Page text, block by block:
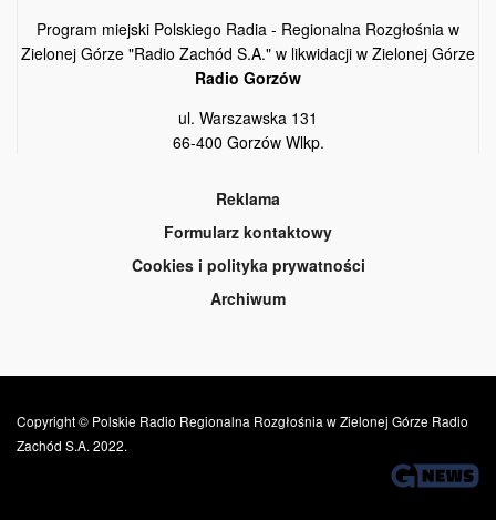
Program miejski Polskiego Radia - Regionalna Rozgłośnia w
Zielonej Górze "Radio Zachód S.A." w likwidacji w Zielonej Górze
Radio Gorzów
ul. Warszawska 131
66-400 Gorzów Wlkp.
Reklama
Formularz kontaktowy
Cookies i polityka prywatności
Archiwum
Copyright © Polskie Radio Regionalna Rozgłośnia w Zielonej Górze Radio
Zachód S.A. 2022.